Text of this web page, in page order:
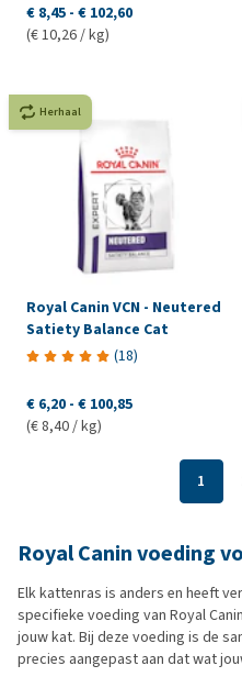
€ 8,45 - € 102,60
(€ 10,26 / kg)
Herhaal
Royal Canin VCN - Neutered
Satiety Balance Cat
(18)
€ 6,20 - € 100,85
(€ 8,40 / kg)
1
Royal Canin voeding
Elk kattenras is anders en heeft
specifieke voeding van Royal
jouw kat. Bij deze voeding is de
precies aangepast aan dat wat